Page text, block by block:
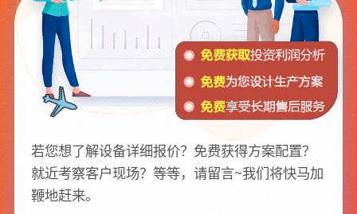
若您想了解设备详细报价？免费获得方案配置？
就近考察客户现场？等等，请留言~我们将快马加
鞭地赶来。